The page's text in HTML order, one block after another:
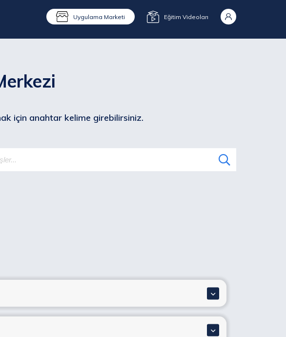
Eğitim Videoları
Uygulama Marketi
için anahtar kelime girebilirsiniz.